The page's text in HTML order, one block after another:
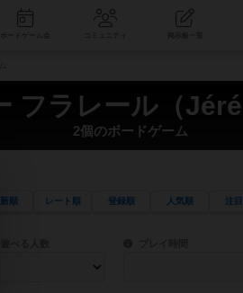
コミュニティ
フラレール（
2個のボードゲーム
新順 レート順 登録順 人気順 注
す。 目安となる所要時間